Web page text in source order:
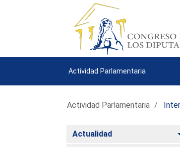
Actividad Parlamentaria
Actividad Parlamentaria
Actualidad